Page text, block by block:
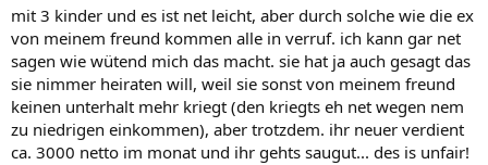
mit 3 kinder und es ist net leicht, aber durch solche wie die ex
von meinem freund kommen alle in verruf. ich kann gar net
sagen wie wütend mich das macht. sie hat ja auch gesagt das
sie nimmer heiraten will, weil sie sonst von meinem freund
keinen unterhalt mehr kriegt (den kriegts eh net wegen nem
zu niedrigen einkommen), aber trotzdem. ihr neuer verdient
ca. 3000 netto im monat und ihr gehts saugut... des is unfair!